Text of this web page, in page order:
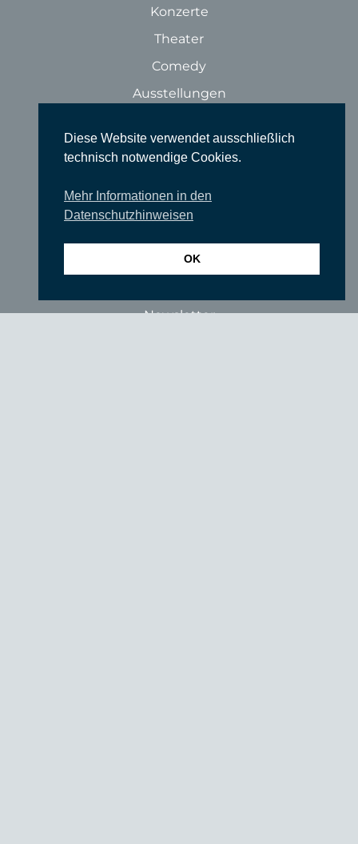
Konzerte
Theater
Comedy
Ausstellungen
Tanz
Locations
Newsletter
Diese Website verwendet ausschließlich
technisch notwendige Cookies.
Mehr Informationen in den
Datenschutzhinweisen
OK